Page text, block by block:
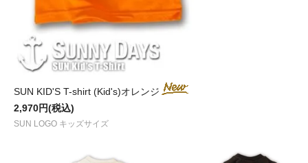
SUN KID'S T-shirt (Kid's)オレンジ
2,970円(税込)
SUN LOGO キッズサイズ